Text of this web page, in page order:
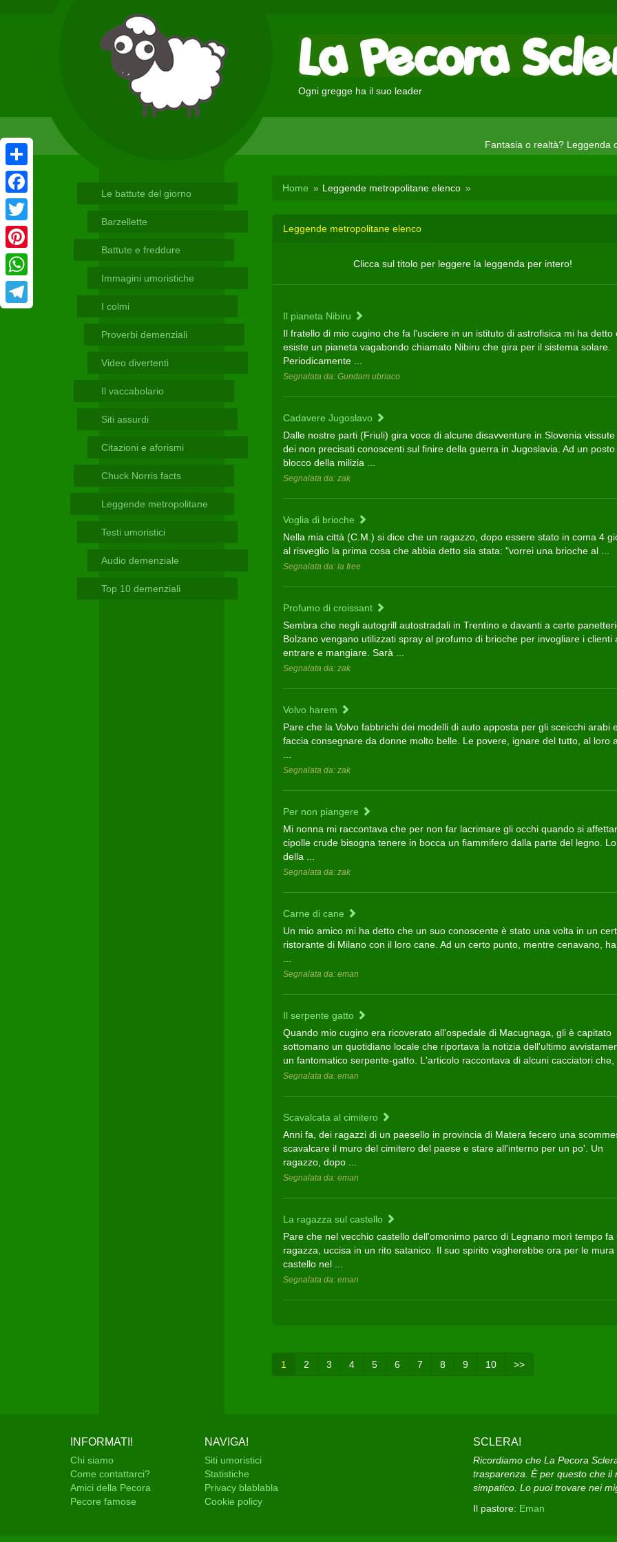
Ogni gregge ha il suo leader
Fantasia o realtà? Leggenda
Le battute del giorno
Barzellette
Battute e freddure
Immagini umoristiche
I colmi
Proverbi demenziali
Video divertenti
Il vaccabolario
Siti assurdi
Citazioni e aforismi
Chuck Norris facts
Leggende metropolitane
Testi umoristici
Audio demenziale
Top 10 demenziali
Home Leggende metropolitane elenco
Leggende metropolitane elenco
Clicca sul titolo per leggere la leggenda per intero!
Il pianeta Nibiru
Il fratello di mio cugino che fa l'usciere in un istituto di astrofisica mi ha detto
esiste un pianeta vagabondo chiamato Nibiru che gira per il sistema solare.
Periodicamente ...
Segnalata da: Gundam ubriaco
Cadavere Jugoslavo
Dalle nostre parti (Friuli) gira voce di alcune disavventure in Slovenia vissute
dei non precisati conoscenti sul finire della guerra in Jugoslavia. Ad un posto
blocco della milizia ...
Segnalata da: zak
Voglia di brioche
Nella mia città (C.M.) si dice che un ragazzo, dopo essere stato in coma 4
al risveglio la prima cosa che abbia detto sia stata: "vorrei una brioche al ...
Segnalata da: la free
Profumo di croissant
Sembra che negli autogrill autostradali in Trentino e davanti a certe
Bolzano vengano utilizzati spray al profumo di brioche per invogliare i clienti
entrare e mangiare. Sarà ...
Segnalata da: zak
Volvo harem
Pare che la Volvo fabbrichi dei modelli di auto apposta per gli sceicchi arabi
faccia consegnare da donne molto belle. Le povere, ignare del tutto, al loro
Segnalata da: zak
Per non piangere
Mi nonna mi raccontava che per non far lacrimare gli occhi quando si
cipolle crude bisogna tenere in bocca un fiammifero dalla parte del legno.
della ...
Segnalata da: zak
Carne di cane
Un mio amico mi ha detto che un suo conoscente è stato una volta in un
ristorante di Milano con il loro cane. Ad un certo punto, mentre cenavano,
Segnalata da: eman
Il serpente gatto
Quando mio cugino era ricoverato all'ospedale di Macugnaga, gli è capitato
sottomano un quotidiano locale che riportava la notizia dell'ultimo
un fantomatico serpente-gatto. L'articolo raccontava di alcuni cacciatori che,
Segnalata da: eman
Scavalcata al cimitero
Anni fa, dei ragazzi di un paesello in provincia di Matera fecero una
scavalcare il muro del cimitero del paese e stare all'interno per un po'. Un
ragazzo, dopo ...
Segnalata da: eman
La ragazza sul castello
Pare che nel vecchio castello dell'omonimo parco di Legnano morì tempo fa
ragazza, uccisa in un rito satanico. Il suo spirito vagherebbe ora per le mura
castello nel ...
Segnalata da: eman
1 2 3 4 5 6 7 8 9 10 >>
INFORMATI!
Chi siamo
Come contattarci?
Amici della Pecora
Pecore famose
NAVIGA!
Siti umoristici
Statistiche
Privacy blablabla
Cookie policy
SCLERA!
Ricordiamo che La Pecora
trasparenza. È per questo che
simpatico. Lo puoi trovare nei
Il pastore: Eman
Condividi
Facebook
Twitter
Pinterest
WhatsApp